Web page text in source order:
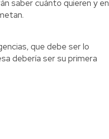
saber cuánto quieren y en
que debe ser lo
debería ser su primera